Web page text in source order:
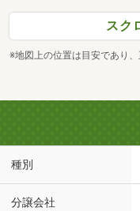
スク
※地図上の位置は目安であり
種別
分譲会社